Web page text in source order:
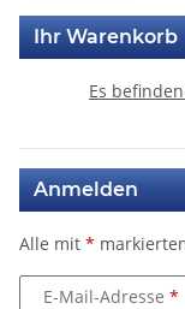
Ihr Warenkorb
Es
Anmelden
Alle mit *
E-Mail-Adresse